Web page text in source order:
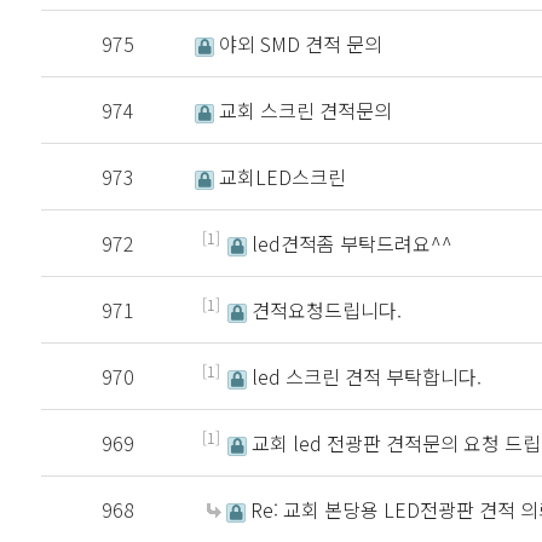
975 야외 SMD 견적 문의
974 교회 스크린 견적문의
973 교회LED스크린
972 led견적좀 부탁드려요^^
[1]
971 견적요청드립니다.
[1]
970 led 스크린 견적 부탁합니다.
[1]
969 교회 led 전광판 견적문의 요청 드
[1]
968 Re: 교회 본당용 LED전광판 견적 의